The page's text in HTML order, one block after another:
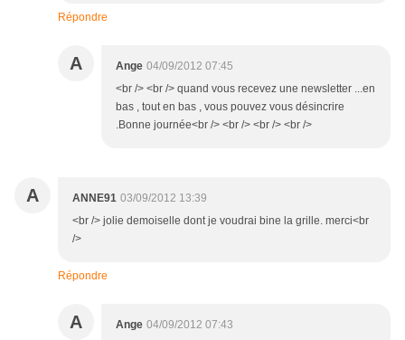
Répondre
A Ange 04/09/2012 07:45
<br /> <br /> quand vous recevez une newsletter ...en
bas , tout en bas , vous pouvez vous désincrire
.Bonne journée<br /> <br /> <br /> <br />
A ANNE91 03/09/2012 13:39
<br /> jolie demoiselle dont je voudrai bine la grille. merci<br
/>
Répondre
A Ange 04/09/2012 07:43